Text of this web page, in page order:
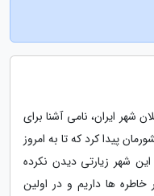
شهر ایران، نامی آشنا برای
پیدا کرد که تا به امروز
شهر زیارتی دیدن نکرده
ها داریم و در اولین